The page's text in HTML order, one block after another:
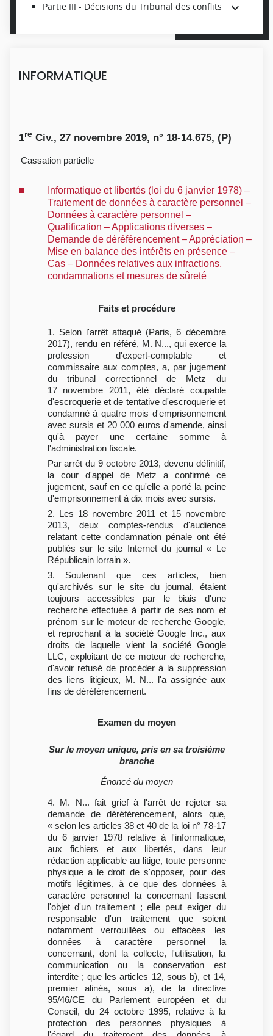
Partie III - Décisions du Tribunal des conflits
INFORMATIQUE
1re Civ., 27 novembre 2019, n° 18-14.675, (P)
Cassation partielle
Informatique et libertés (loi du 6 janvier 1978) –
Traitement de données à caractère personnel –
Données à caractère personnel –
Qualification – Applications diverses –
Demande de déréférencement – Appréciation –
Mise en balance des intérêts en présence –
Cas – Données relatives aux infractions,
condamnations et mesures de sûreté
Faits et procédure
1. Selon l'arrêt attaqué (Paris, 6 décembre
2017), rendu en référé, M. N..., qui exerce la
profession d'expert-comptable et
commissaire aux comptes, a, par jugement
du tribunal correctionnel de Metz du
17 novembre 2011, été déclaré coupable
d'escroquerie et de tentative d'escroquerie et
condamné à quatre mois d'emprisonnement
avec sursis et 20 000 euros d'amende, ainsi
qu'à payer une certaine somme à
l'administration fiscale.
Par arrêt du 9 octobre 2013, devenu définitif,
la cour d'appel de Metz a confirmé ce
jugement, sauf en ce qu'elle a porté la peine
d'emprisonnement à dix mois avec sursis.
2. Les 18 novembre 2011 et 15 novembre
2013, deux comptes-rendus d'audience
relatant cette condamnation pénale ont été
publiés sur le site Internet du journal « Le
Républicain lorrain ».
3. Soutenant que ces articles, bien
qu'archivés sur le site du journal, étaient
toujours accessibles par le biais d'une
recherche effectuée à partir de ses nom et
prénom sur le moteur de recherche Google,
et reprochant à la société Google Inc., aux
droits de laquelle vient la société Google
LLC, exploitant de ce moteur de recherche,
d'avoir refusé de procéder à la suppression
des liens litigieux, M. N... l'a assignée aux
fins de déréférencement.
Examen du moyen
Sur le moyen unique, pris en sa troisième
branche
Énoncé du moyen
4. M. N... fait grief à l'arrêt de rejeter sa
demande de déréférencement, alors que,
« selon les articles 38 et 40 de la loi n° 78-17
du 6 janvier 1978 relative à l'informatique,
aux fichiers et aux libertés, dans leur
rédaction applicable au litige, toute personne
physique a le droit de s'opposer, pour des
motifs légitimes, à ce que des données à
caractère personnel la concernant fassent
l'objet d'un traitement ; elle peut exiger du
responsable d'un traitement que soient
notamment verrouillées ou effacées les
données à caractère personnel la
concernant, dont la collecte, l'utilisation, la
communication ou la conservation est
interdite ; que les articles 12, sous b), et 14,
premier alinéa, sous a), de la directive
95/46/CE du Parlement européen et du
Conseil, du 24 octobre 1995, relative à la
protection des personnes physiques à